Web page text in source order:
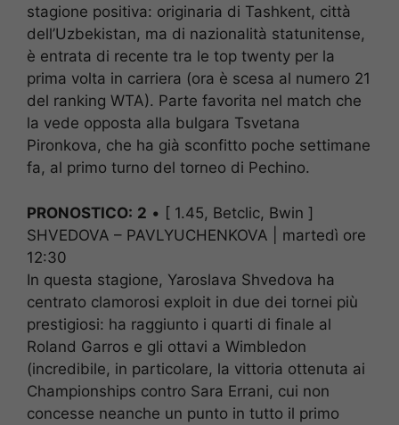
stagione positiva: originaria di Tashkent, città
dell’Uzbekistan, ma di nazionalità statunitense,
è entrata di recente tra le top twenty per la
prima volta in carriera (ora è scesa al numero 21
del ranking WTA). Parte favorita nel match che
la vede opposta alla bulgara Tsvetana
Pironkova, che ha già sconfitto poche settimane
fa, al primo turno del torneo di Pechino.
PRONOSTICO: 2 • [ 1.45, Betclic, Bwin ]
SHVEDOVA – PAVLYUCHENKOVA | martedì ore
12:30
In questa stagione, Yaroslava Shvedova ha
centrato clamorosi exploit in due dei tornei più
prestigiosi: ha raggiunto i quarti di finale al
Roland Garros e gli ottavi a Wimbledon
(incredibile, in particolare, la vittoria ottenuta ai
Championships contro Sara Errani, cui non
concesse neanche un punto in tutto il primo